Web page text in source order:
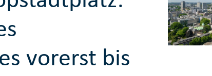
vorerst bis